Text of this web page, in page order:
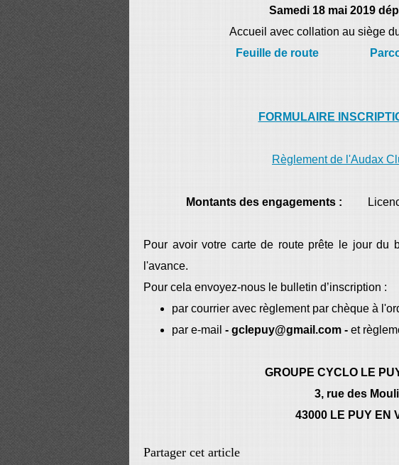
Samedi 18 mai 2019
Accueil avec collation au siège
Feuille de route
FORMULAIRE
Règlement de l'Audax
Montants des engagements :
Pour avoir votre carte de route prête le jour du
l'avance.
Pour cela envoyez-nous le bulletin d’inscription :
par courrier avec règlement par chèque à
par e-mail - gclepuy@gmail.com - et
GROUPE CYCLO LE
3, rue des
43000 LE PUY EN
Partager cet article